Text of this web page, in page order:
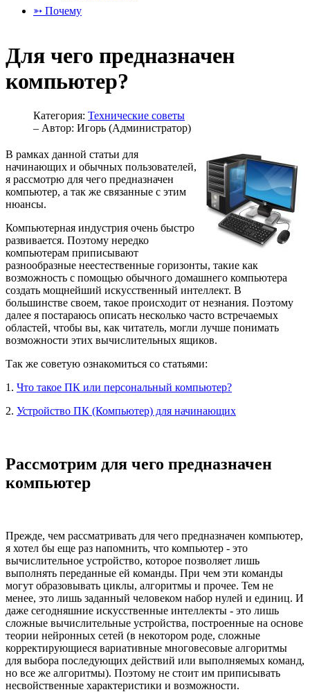
➳ Почему
Для чего предназначен
компьютер?
Категория: Технические советы
– Автор: Игорь (Администратор)
В рамках данной статьи для
начинающих и обычных пользователей,
я рассмотрю для чего предназначен
компьютер, а так же связанные с этим
нюансы.
Компьютерная индустрия очень быстро
развивается. Поэтому нередко
компьютерам приписывают
разнообразные неестественные горизонты, такие как
возможность с помощью обычного домашнего компьютера
создать мощнейший искусственный интеллект. В
большинстве своем, такое происходит от незнания. Поэтому
далее я постараюсь описать несколько часто встречаемых
областей, чтобы вы, как читатель, могли лучше понимать
возможности этих вычислительных ящиков.
Так же советую ознакомиться со статьями:
1. Что такое ПК или персональный компьютер?
2. Устройство ПК (Компьютер) для начинающих
Рассмотрим для чего предназначен
компьютер
Прежде, чем рассматривать для чего предназначен компьютер,
я хотел бы еще раз напомнить, что компьютер - это
вычислительное устройство, которое позволяет лишь
выполнять переданные ей команды. При чем эти команды
могут образовывать циклы, алгоритмы и прочее. Тем не
менее, это лишь заданный человеком набор нулей и единиц. И
даже сегодняшние искусственные интеллекты - это лишь
сложные вычислительные устройства, построенные на основе
теории нейронных сетей (в некотором роде, сложные
корректирующиеся вариативные многовесовые алгоритмы
для выбора последующих действий или выполняемых команд,
но все же алгоритмы). Поэтому не стоит им приписывать
несвойственные характеристики и возможности.